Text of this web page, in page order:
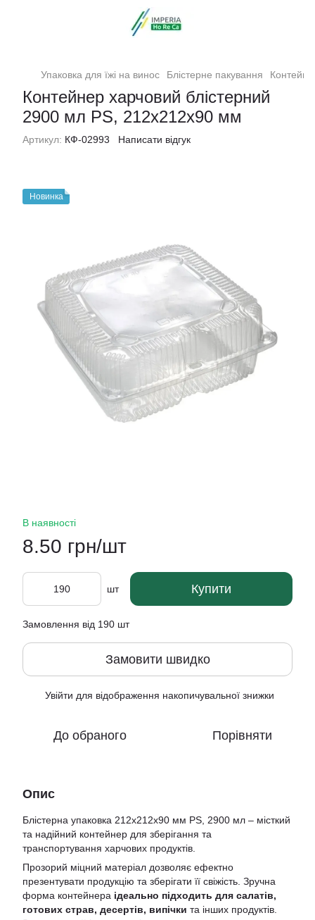
Упаковка для їжі на винос Блістерне пакування
Контейнер харчовий блістерний
2900 мл PS, 212х212х90 мм
Артикул: КФ-02993 Написати відгук
Новинка
В наявності
8.50 грн/шт
шт Купити
Замовлення від 190 шт
Замовити швидко
Увійти для відображення накопичувальної знижки
До обраного Порівняти
Опис
Блістерна упаковка 212х212х90 мм PS, 2900 мл – місткий
та надійний контейнер для зберігання та
транспортування харчових продуктів.
Прозорий міцний матеріал дозволяє ефектно
презентувати продукцію та зберігати її свіжість. Зручна
форма контейнера ідеально підходить для салатів,
готових страв, десертів, випічки та інших продуктів.